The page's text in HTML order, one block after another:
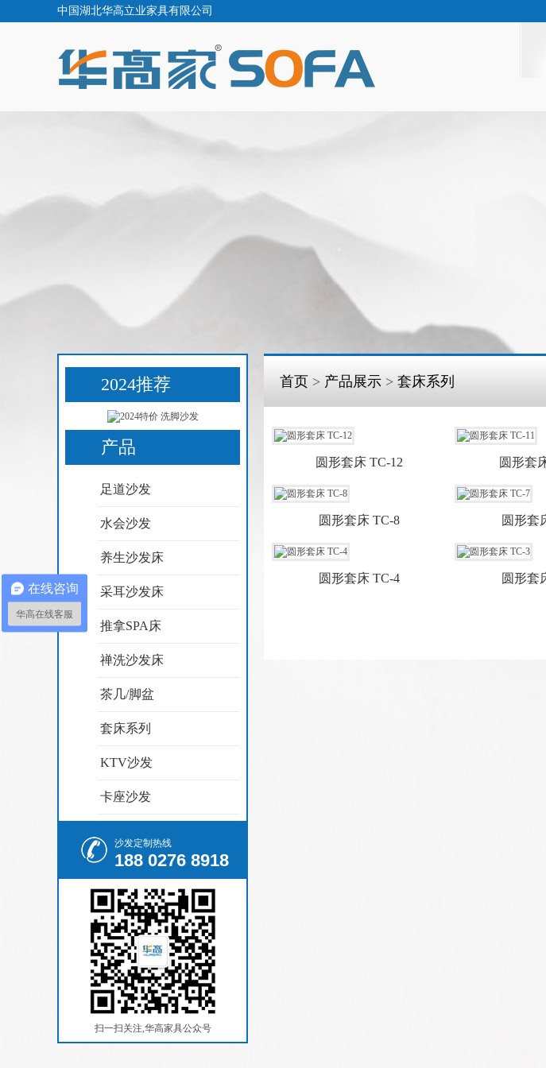
中国湖北华高立业家具有限公司
2024推荐
产品
足道沙发
水会沙发
养生沙发床
采耳沙发床
推拿SPA床
禅洗沙发床
茶几/脚盆
套床系列
KTV沙发
卡座沙发
沙发定制热线
188 0276 8918
扫一扫关注,华高家具公众号
首页 > 产品展示 > 套床系列
圆形套床 TC-12 圆形套
圆形套床 TC-8 圆形套
圆形套床 TC-4 圆形套
在线咨询
华高在线客服